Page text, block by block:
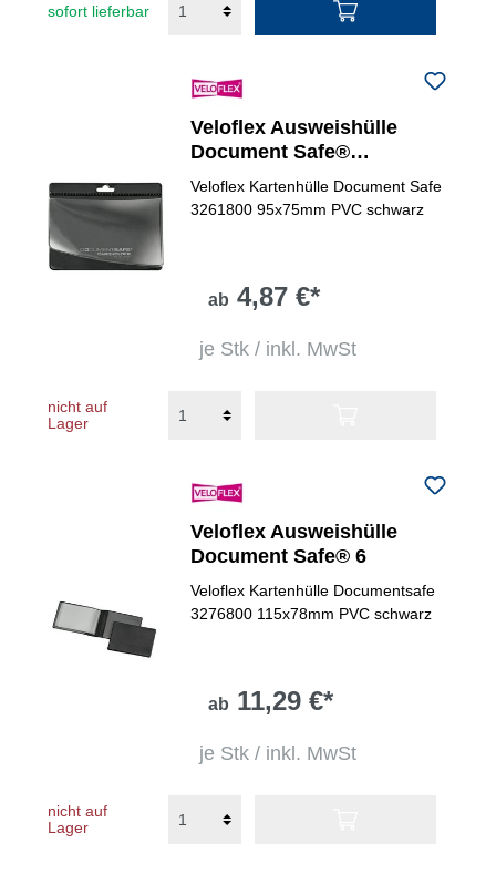
sofort lieferbar
Veloflex Ausweishülle
Document Safe®
Cardholder
Veloflex Kartenhülle Document Safe
3261800 95x75mm PVC schwarz
ab 4,87 €*
je Stk / inkl. MwSt
nicht auf
Lager
Veloflex Ausweishülle
Document Safe® 6
Veloflex Kartenhülle Documentsafe
3276800 115x78mm PVC schwarz
ab 11,29 €*
je Stk / inkl. MwSt
nicht auf
Lager